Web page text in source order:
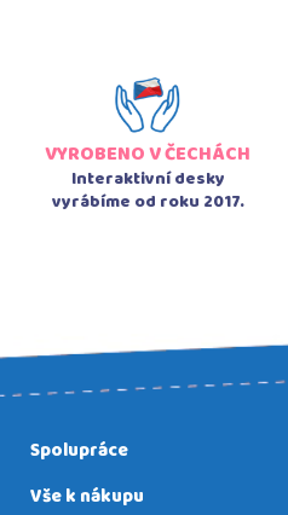
VYROBENO V ČECHÁCH
Interaktivní desky
vyrábíme od roku 2017.
Spolupráce
Vše k nákupu